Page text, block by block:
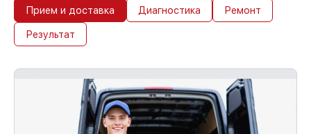
Прием и доставка Диагностика Ремонт
Результат